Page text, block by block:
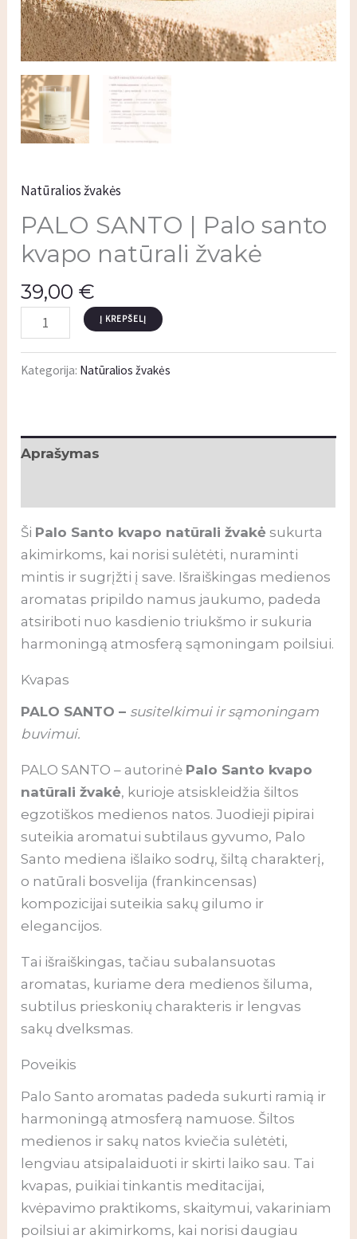
Natūralios žvakės
PALO SANTO | Palo santo
kvapo natūrali žvakė
39,00€
Į KREPŠELĮ
Kategorija: Natūralios žvakės
Aprašymas
Ši Palo Santo kvapo natūrali žvakė sukurta
akimirkoms, kai norisi sulėtėti, nuraminti
mintis ir sugrįžti į save. Išraiškingas medienos
aromatas pripildo namus jaukumo, padeda
atsiriboti nuo kasdienio triukšmo ir sukuria
harmoningą atmosferą sąmoningam poilsiui.
Kvapas
PALO SANTO – susitelkimui ir sąmoningam
buvimui.
PALO SANTO – autorinė Palo Santo kvapo
natūrali žvakė, kurioje atsiskleidžia šiltos
egzotiškos medienos natos. Juodieji pipirai
suteikia aromatui subtilaus gyvumo, Palo
Santo mediena išlaiko sodrų, šiltą charakterį,
o natūrali bosvelija (frankincensas)
kompozicijai suteikia sakų gilumo ir
elegancijos.
Tai išraiškingas, tačiau subalansuotas
aromatas, kuriame dera medienos šiluma,
subtilus prieskonių charakteris ir lengvas
sakų dvelksmas.
Poveikis
Palo Santo aromatas padeda sukurti ramią ir
harmoningą atmosferą namuose. Šiltos
medienos ir sakų natos kviečia sulėtėti,
lengviau atsipalaiduoti ir skirti laiko sau. Tai
kvapas, puikiai tinkantis meditacijai,
kvėpavimo praktikoms, skaitymui, vakariniam
poilsiui ar akimirkoms, kai norisi daugiau